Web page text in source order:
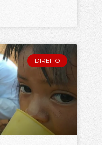
DIREITO